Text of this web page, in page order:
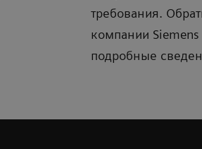
требования.
компании
подробные